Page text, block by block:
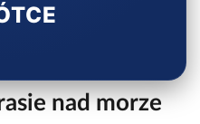
nad morze